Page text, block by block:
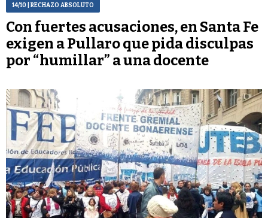
14/10 | RECHAZO ABSOLUTO
Con fuertes acusaciones, en Santa Fe
exigen a Pullaro que pida disculpas
por “humillar” a una docente